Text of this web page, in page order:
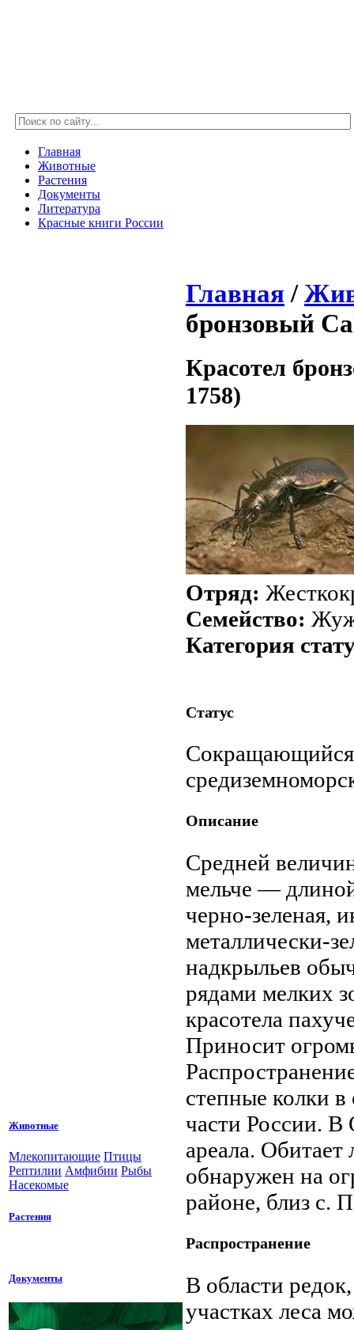
Главная
Животные
Растения
Документы
Литература
Красные книги России
Животные
Млекопитающие Птицы
Рептилии Амфибии Рыбы
Насекомые
Растения
Документы
Главная /
бронзовый
Красотел
1758)
Отряд:
Семейство:
Категория
Статус
Сокращающийся
Описание
Средней
мельче —
черно-зеленая,
металлически-
надкрыльев
рядами мелких
красотела
Приносит
степные колки
части России. В
ареала. Обитает
обнаружен на
районе, близ с.
Распространение
В области
участках леса